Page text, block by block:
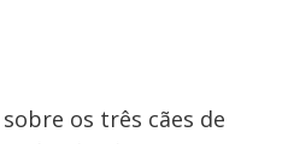
os três cães de